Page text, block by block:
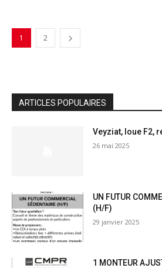
1 2
ARTICLES POPULAIRES
Veyziat, loue F2,
26 mai 2025
UN FUTUR
(H/F)
29 janvier 2025
1 MONTEUR